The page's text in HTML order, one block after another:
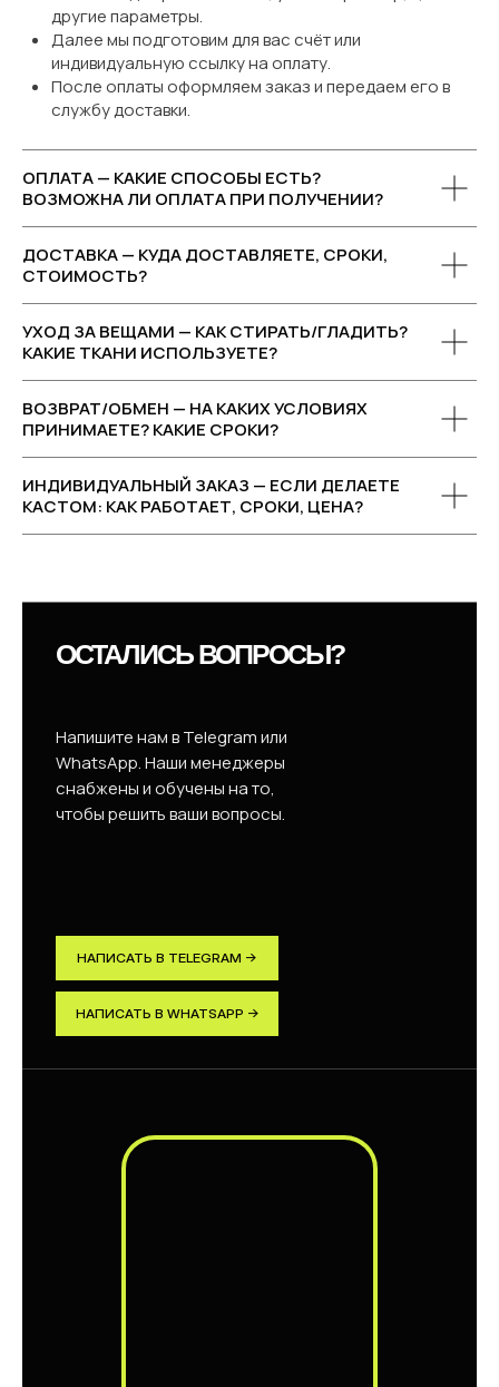
другие параметры.
Далее мы подготовим для вас счёт или
индивидуальную ссылку на оплату.
После оплаты оформляем заказ и передаем его в
службу доставки.
ОПЛАТА — КАКИЕ СПОСОБЫ ЕСТЬ?
ВОЗМОЖНА ЛИ ОПЛАТА ПРИ ПОЛУЧЕНИИ?
ДОСТАВКА — КУДА ДОСТАВЛЯЕТЕ, СРОКИ,
СТОИМОСТЬ?
УХОД ЗА ВЕЩАМИ — КАК СТИРАТЬ/ГЛАДИТЬ?
КАКИЕ ТКАНИ ИСПОЛЬЗУЕТЕ?
ВОЗВРАТ/ОБМЕН — НА КАКИХ УСЛОВИЯХ
ПРИНИМАЕТЕ? КАКИЕ СРОКИ?
ИНДИВИДУАЛЬНЫЙ ЗАКАЗ — ЕСЛИ ДЕЛАЕТЕ
КАСТОМ: КАК РАБОТАЕТ, СРОКИ, ЦЕНА?
Напишите нам в Telegram или
WhatsApp. Наши менеджеры
снабжены и обучены на то,
чтобы решить ваши вопросы.
ОСТАЛИСЬ ВОПРОСЫ?
НАПИСАТЬ В TELEGRAM →
НАПИСАТЬ В WHATSAPP →